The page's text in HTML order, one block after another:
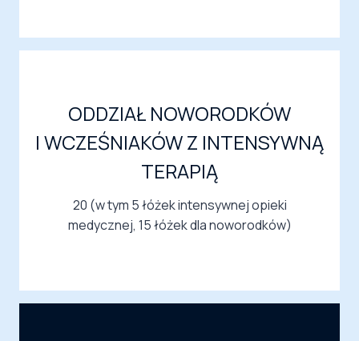
ODDZIAŁ NOWORODKÓW
I WCZEŚNIAKÓW Z INTENSYWNĄ
TERAPIĄ
20 (w tym 5 łóżek intensywnej opieki
medycznej, 15 łóżek dla noworodków)